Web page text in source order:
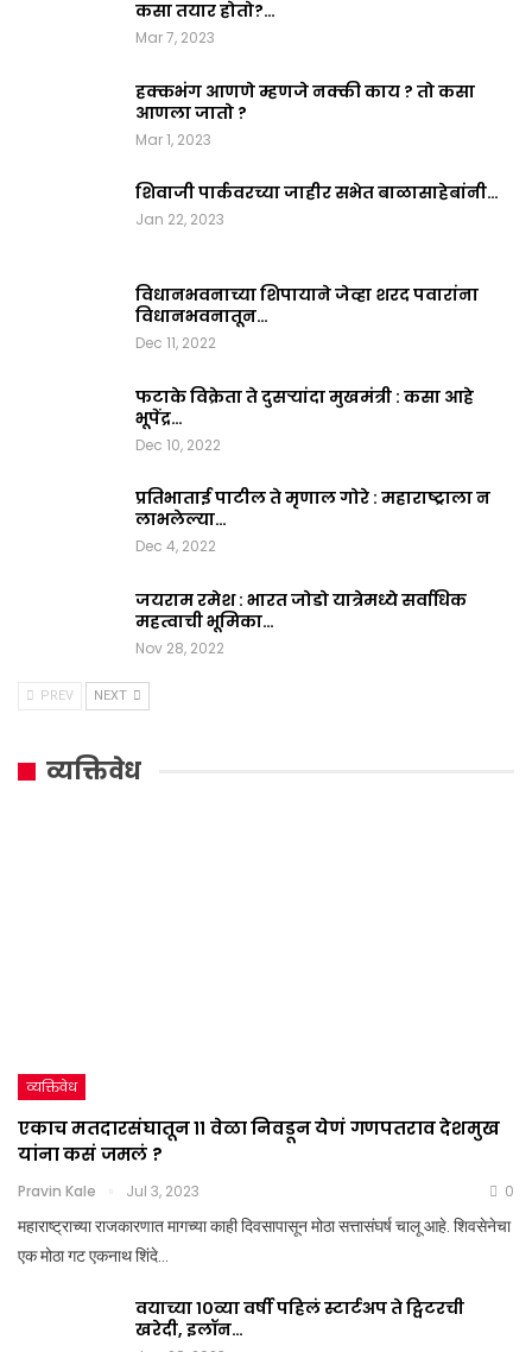
कसा तयार होतो?…
Mar 7, 2023
हक्कभंग आणणे म्हणजे नक्की काय ? तो कसा
आणला जातो ?
Mar 1, 2023
शिवाजी पार्कवरच्या जाहीर सभेत बाळासाहेबांनी…
Jan 22, 2023
विधानभवनाच्या शिपायाने जेव्हा शरद पवारांना
विधानभवनातून…
Dec 11, 2022
फटाके विक्रेता ते दुसऱ्यांदा मुखमंत्री : कसा आहे
भूपेंद्र…
Dec 10, 2022
प्रतिभाताई पाटील ते मृणाल गोरे : महाराष्ट्राला न
लाभलेल्या…
Dec 4, 2022
जयराम रमेश : भारत जोडो यात्रेमध्ये सर्वाधिक
महत्वाची भूमिका…
Nov 28, 2022
PREV NEXT
व्यक्तिवेध
व्यक्तिवेध
एकाच मतदारसंघातून ११ वेळा निवडून येणं गणपतराव देशमुख
यांना कसं जमलं ?
Pravin Kale Jul 3, 2023 0
महाराष्ट्राच्या राजकारणात मागच्या काही दिवसापासून मोठा सत्तासंघर्ष चालू आहे. शिवसेनेचा
एक मोठा गट एकनाथ शिंदे…
वयाच्या १०व्या वर्षी पहिलं स्टार्टअप ते ट्विटरची
खरेदी, इलॉन…